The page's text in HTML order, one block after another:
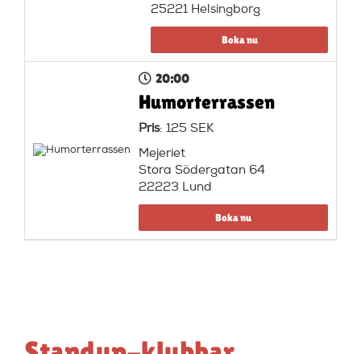
25221 Helsingborg
Boka nu
20:00
Humorterrassen
Pris: 125 SEK
Mejeriet
Stora Södergatan 64
22223 Lund
Boka nu